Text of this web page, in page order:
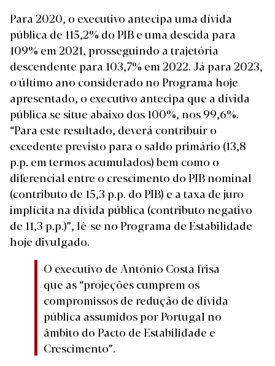
Para 2020, o executivo antecipa uma dívida
pública de 115,2% do PIB e uma descida para
109% em 2021, prosseguindo a trajetória
descendente para 103,7% em 2022. Já para 2023,
o último ano considerado no Programa hoje
apresentado, o executivo antecipa que a dívida
pública se situe abaixo dos 100%, nos 99,6%.
“Para este resultado, deverá contribuir o
excedente previsto para o saldo primário (13,8
p.p. em termos acumulados) bem como o
diferencial entre o crescimento do PIB nominal
(contributo de 15,3 p.p. do PIB) e a taxa de juro
implícita na dívida pública (contributo negativo
de 11,3 p.p.)”, lê-se no Programa de Estabilidade
hoje divulgado.
O executivo de António Costa frisa
que as “projeções cumprem os
compromissos de redução de dívida
pública assumidos por Portugal no
âmbito do Pacto de Estabilidade e
Crescimento”.